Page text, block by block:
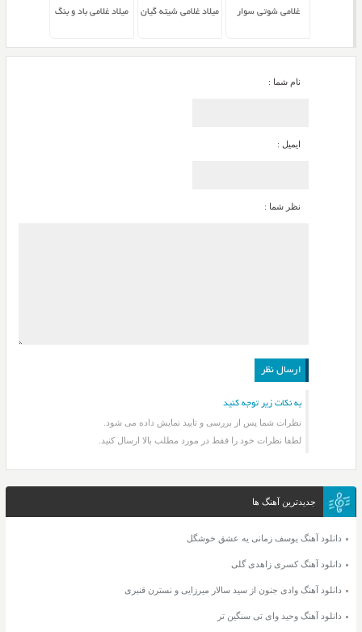
غلامی شوتی سوار میلاد غلامی شیته گیان میلاد غلامی باد و بنگ
نام شما :
ایمیل :
نظر شما :
به نکات زیر توجه کنید
نظرات شما پس از بررسی و تایید نمایش داده می شود.
لطفا نظرات خود را فقط در مورد مطلب بالا ارسال کنید.
جدیدترین آهنگ ها
دانلود آهنگ یوسف زمانی یه عشق خوشگل
دانلود آهنگ کسری زاهدی گلی
دانلود آهنگ وادی جنون از سید سالار میرزایی و نسترن قنبری
دانلود آهنگ وحید وای تی سنگین تر